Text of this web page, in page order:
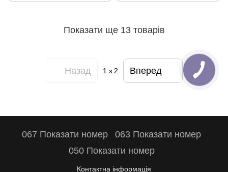
Показати ще 13 товарів
Назад 1з 2 Вперед
067 Показати номер
063 Показати номер
050 Показати номер
Контактна інформація